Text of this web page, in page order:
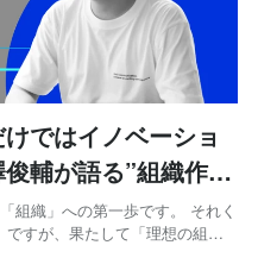
ではイノベーショ
輔が語る”組織作り
組織」への第一歩です。 それく
すが、果たして「理想の組織